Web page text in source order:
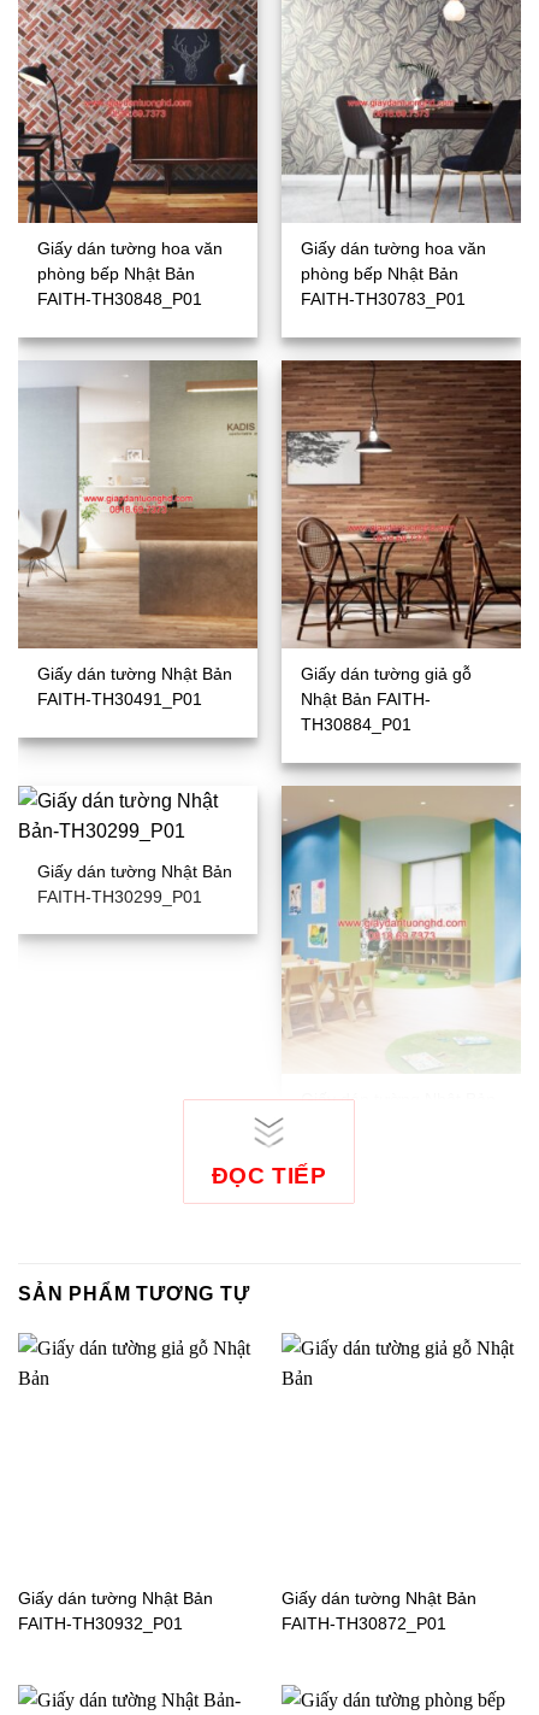
Giấy dán tường hoa văn
phòng bếp Nhật Bản
FAITH-TH30848_P01
Giấy dán tường hoa văn
phòng bếp Nhật Bản
FAITH-TH30783_P01
Giấy dán tường Nhật Bản
FAITH-TH30491_P01
Giấy dán tường giả gỗ
Nhật Bản FAITH-
TH30884_P01
Giấy dán tường Nhật Bản
FAITH-TH30299_P01
Giấy dán tường Nhật Bản
RE51049_P01
ĐỌC TIẾP
SẢN PHẨM TƯƠNG TỰ
Giấy dán tường Nhật Bản
FAITH-TH30932_P01
Giấy dán tường Nhật Bản
FAITH-TH30872_P01